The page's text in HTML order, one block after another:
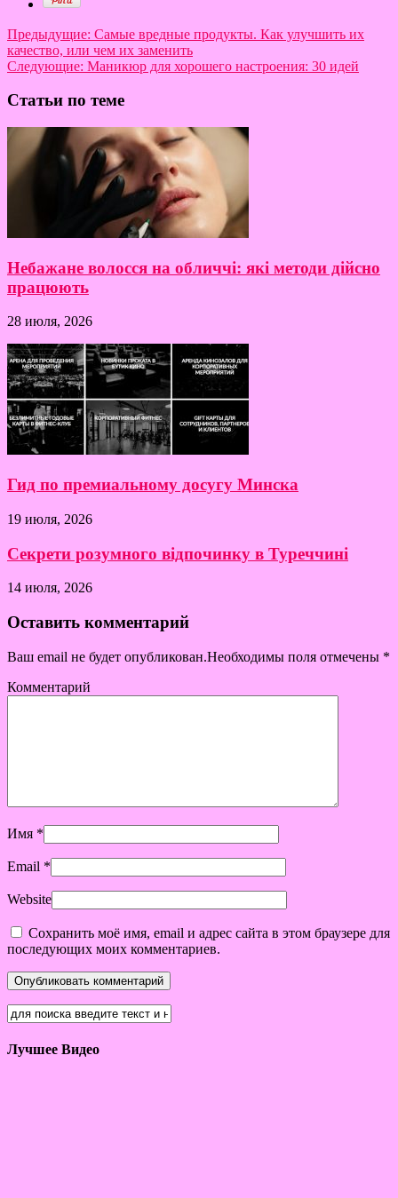
Предыдущие: Самые вредные продукты. Как улучшить их
качество, или чем их заменить
Следующие: Маникюр для хорошего настроения: 30 идей
Статьи по теме
Небажане волосся на обличчі: які методи дійсно
працюють
28 июля, 2026
Гид по премиальному досугу Минска
19 июля, 2026
Секрети розумного відпочинку в Туреччині
14 июля, 2026
Оставить комментарий
Ваш email не будет опубликован.Необходимы поля отмечены *
Комментарий
Имя *
Email *
Website
Сохранить моё имя, email и адрес сайта в этом браузере для
последующих моих комментариев.
Лучшее Видео